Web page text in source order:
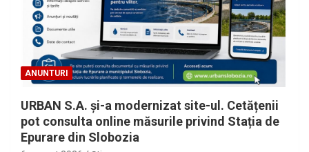
ANUNTURI
URBAN S.A. și-a modernizat site-ul. Cetățenii
pot consulta online măsurile privind Stația de
Epurare din Slobozia